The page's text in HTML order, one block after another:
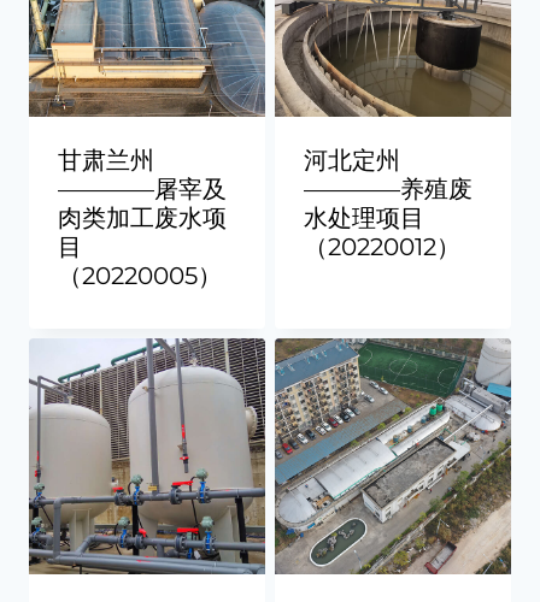
甘肃兰州
————屠宰及
肉类加工废水项
目
（20220005）
河北定州
————养殖废
水处理项目
（20220012）